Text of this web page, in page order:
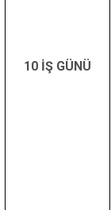
10 İŞ GÜNÜ